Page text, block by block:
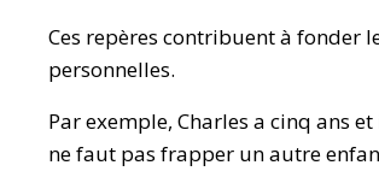
Ces repères contribuent à fonder
personnelles.
Par exemple, Charles a cinq ans
ne faut pas frapper un autre